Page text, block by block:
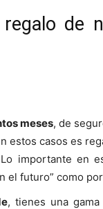
de
meses, de
estos casos es
importante en
el futuro” como
, tienes una